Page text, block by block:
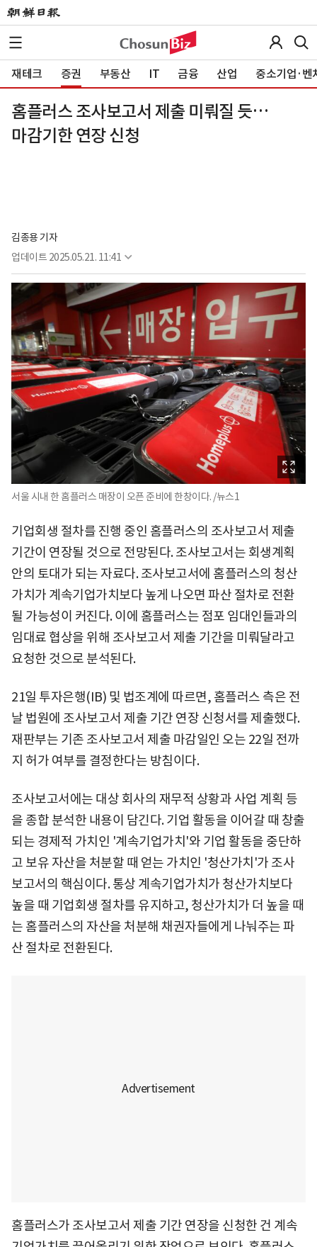
재테크 증권 부동산 IT 금융 산업 중소기업·벤
홈플러스 조사보고서 제출 미뤄질 듯…
마감기한 연장 신청
김종용 기자
업데이트 2025.05.21. 11:41
서울 시내 한 홈플러스 매장이 오픈 준비에 한창이다. /뉴스1
기업회생 절차를 진행 중인 홈플러스의 조사보고서 제출
기간이 연장될 것으로 전망된다. 조사보고서는 회생계획
안의 토대가 되는 자료다. 조사보고서에 홈플러스의 청산
가치가 계속기업가치보다 높게 나오면 파산 절차로 전환
될 가능성이 커진다. 이에 홈플러스는 점포 임대인들과의
임대료 협상을 위해 조사보고서 제출 기간을 미뤄달라고
요청한 것으로 분석된다.
21일 투자은행(IB) 및 법조계에 따르면, 홈플러스 측은 전
날 법원에 조사보고서 제출 기간 연장 신청서를 제출했다.
재판부는 기존 조사보고서 제출 마감일인 오는 22일 전까
지 허가 여부를 결정한다는 방침이다.
조사보고서에는 대상 회사의 재무적 상황과 사업 계획 등
을 종합 분석한 내용이 담긴다. 기업 활동을 이어갈 때 창출
되는 경제적 가치인 '계속기업가치'와 기업 활동을 중단하
고 보유 자산을 처분할 때 얻는 가치인 '청산가치'가 조사
보고서의 핵심이다. 통상 계속기업가치가 청산가치보다
높을 때 기업회생 절차를 유지하고, 청산가치가 더 높을 때
는 홈플러스의 자산을 처분해 채권자들에게 나눠주는 파
산 절차로 전환된다.
홈플러스가 조사보고서 제출 기간 연장을 신청한 건 계속